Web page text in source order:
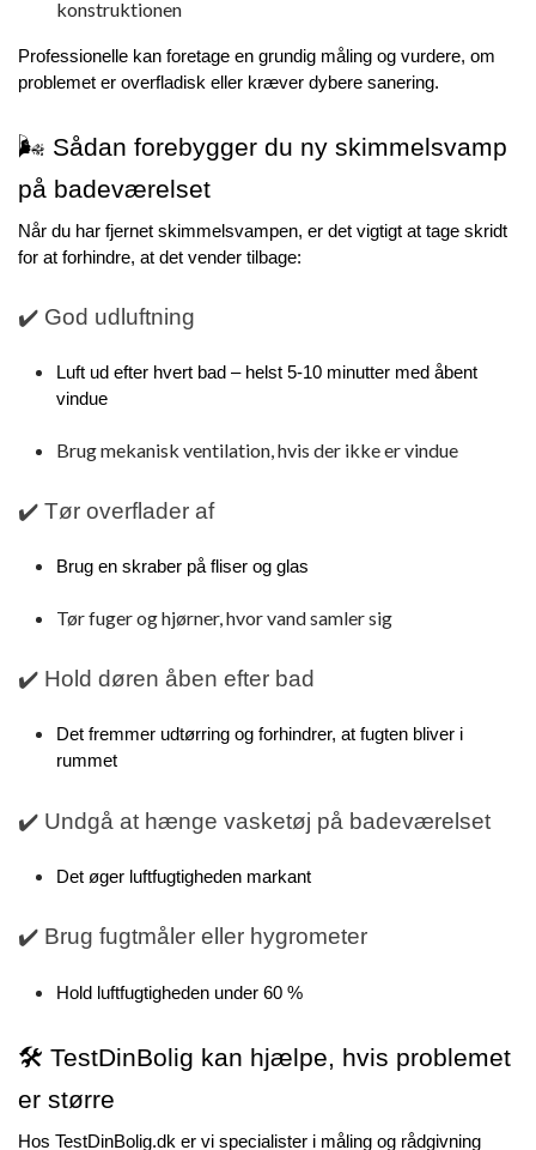
konstruktionen
Professionelle kan foretage en grundig måling og vurdere, om
problemet er overfladisk eller kræver dybere sanering.
🌬️ Sådan forebygger du ny skimmelsvamp
på badeværelset
Når du har fjernet skimmelsvampen, er det vigtigt at tage skridt
for at forhindre, at det vender tilbage:
✔️ God udluftning
Luft ud efter hvert bad – helst 5-10 minutter med åbent
vindue
Brug mekanisk ventilation, hvis der ikke er vindue
✔️ Tør overflader af
Brug en skraber på fliser og glas
Tør fuger og hjørner, hvor vand samler sig
✔️ Hold døren åben efter bad
Det fremmer udtørring og forhindrer, at fugten bliver i
rummet
✔️ Undgå at hænge vasketøj på badeværelset
Det øger luftfugtigheden markant
✔️ Brug fugtmåler eller hygrometer
Hold luftfugtigheden under 60 %
🛠️ TestDinBolig kan hjælpe, hvis problemet
er større
Hos TestDinBolig.dk er vi specialister i måling og rådgivning